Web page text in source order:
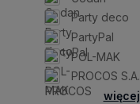
Party deco
PartyPal
POL-MAK
PROCOS S.A.
więcej